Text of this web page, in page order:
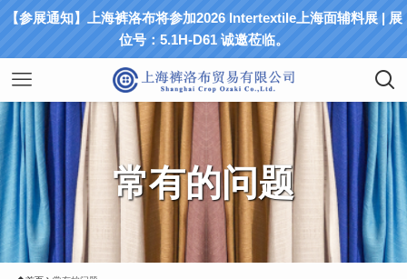
【参展通知】上海裤洛布将参加2026 Intertextile上海面辅料展 | 展
位号：5.1H-D61 诚邀莅临。
常有的问题